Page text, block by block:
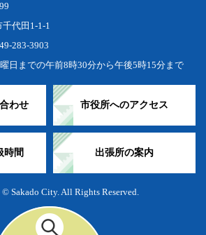
代田1-1-1
283-3903
日までの午前8時30分から午後5時15分まで
わせ 市役所へのアクセス
時間 出張所の案内
Sakado City. All Rights Reserved.